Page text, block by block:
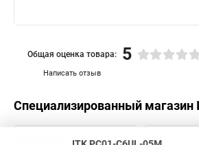
Написать отзыв
Общая оценка товара: 5
Специализированный магазин